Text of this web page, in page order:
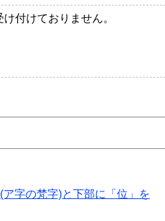
け付けておりません。
(ア字の梵字)と下部に「位」を